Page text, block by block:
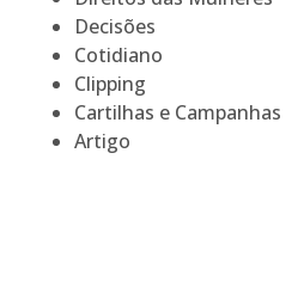
Decisões
Cotidiano
Clipping
Cartilhas e Campanhas
Artigo